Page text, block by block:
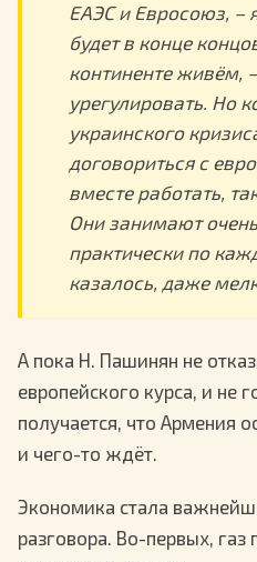
ЕАЭС и Евросоюз, –
будет в конце
континенте живём,
урегулировать. Но
украинского
договориться с
вместе работать,
Они занимают
практически по
казалось, даже
А пока Н. Пашинян не
европейского курса, и не
получается, что Армения
и чего-то ждёт.
Экономика стала
разговора. Во-первых, газ